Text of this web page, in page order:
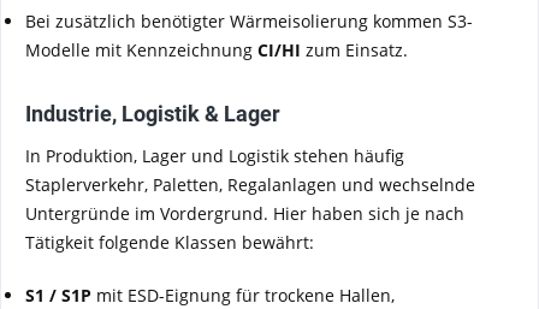
Bei zusätzlich benötigter Wärmeisolierung kommen S3-
Modelle mit Kennzeichnung CI/HI zum Einsatz.
Industrie, Logistik & Lager
In Produktion, Lager und Logistik stehen häufig
Staplerverkehr, Paletten, Regalanlagen und wechselnde
Untergründe im Vordergrund. Hier haben sich je nach
Tätigkeit folgende Klassen bewährt:
S1 / S1P mit ESD-Eignung für trockene Hallen,